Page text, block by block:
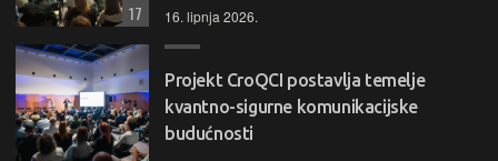
16. lipnja 2026.
17
Projekt CroQCI postavlja temelje
kvantno-sigurne komunikacijske
budućnosti